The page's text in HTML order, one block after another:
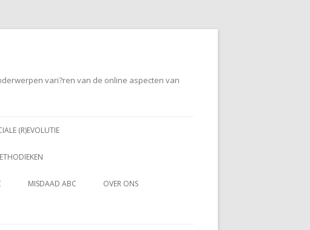
vari?ren van de online aspecten van
(R)EVOLUTIE
MISDAAD ABC OVER ONS